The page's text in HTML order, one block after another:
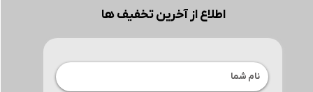
اطلاع از آخرین تخفیف ها